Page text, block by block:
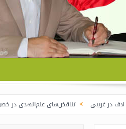
تناقض‌های علم‌الهدی در خصوص فیلترینگ